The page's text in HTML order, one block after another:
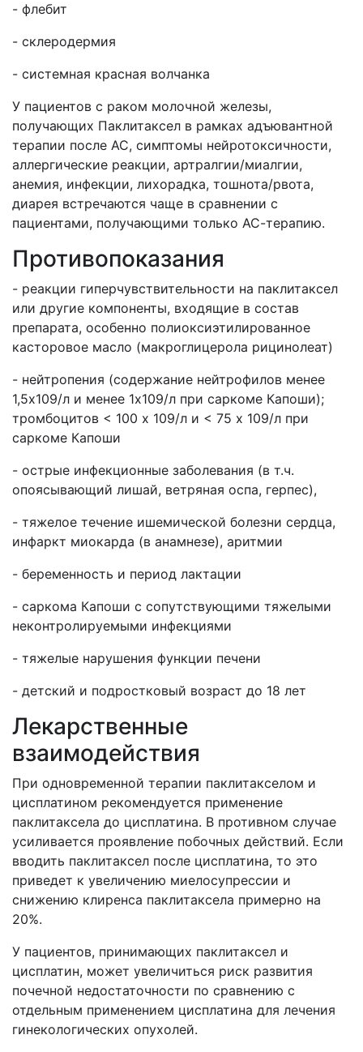
- флебит
- склеродермия
- системная красная волчанка
У пациентов с раком молочной железы,
получающих Паклитаксел в рамках адъювантной
терапии после АС, симптомы нейротоксичности,
аллергические реакции, артралгии/миалгии,
анемия, инфекции, лихорадка, тошнота/рвота,
диарея встречаются чаще в сравнении с
пациентами, получающими только АС-терапию.
Противопоказания
- реакции гиперчувствительности на паклитаксел
или другие компоненты, входящие в состав
препарата, особенно полиоксиэтилированное
касторовое масло (макроглицерола рицинолеат)
- нейтропения (содержание нейтрофилов менее
1,5х109/л и менее 1х109/л при саркоме Капоши);
тромбоцитов < 100 x 109/л и < 75 x 109/л при
саркоме Капоши
- острые инфекционные заболевания (в т.ч.
опоясывающий лишай, ветряная оспа, герпес),
- тяжелое течение ишемической болезни сердца,
инфаркт миокарда (в анамнезе), аритмии
- беременность и период лактации
- саркома Капоши с сопутствующими тяжелыми
неконтролируемыми инфекциями
- тяжелые нарушения функции печени
- детский и подростковый возраст до 18 лет
Лекарственные
взаимодействия
При одновременной терапии паклитакселом и
цисплатином рекомендуется применение
паклитаксела до цисплатина. В противном случае
усиливается проявление побочных действий. Если
вводить паклитаксел после цисплатина, то это
приведет к увеличению миелосупрессии и
снижению клиренса паклитаксела примерно на
20%.
У пациентов, принимающих паклитаксел и
цисплатин, может увеличиться риск развития
почечной недостаточности по сравнению с
отдельным применением цисплатина для лечения
гинекологических опухолей.